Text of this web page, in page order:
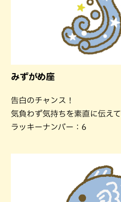
みずがめ座
告白のチャンス！
気負わず気持ちを素直に伝えて
ラッキーナンバー：6